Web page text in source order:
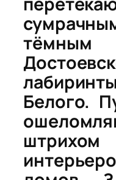
тёмным
лабиринты
Белого.
штрихом